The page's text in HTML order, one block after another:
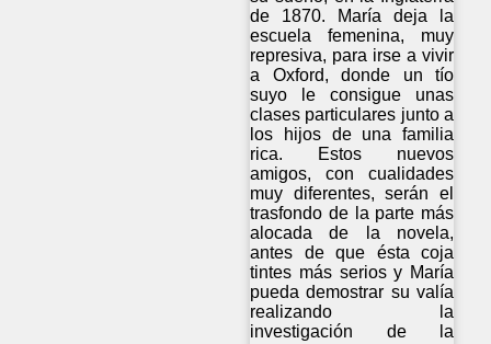
de 1870. María deja la
escuela femenina, muy
represiva, para irse a vivir
a Oxford, donde un tío
suyo le consigue unas
clases particulares junto a
los hijos de una familia
rica. Estos nuevos
amigos, con cualidades
muy diferentes, serán el
trasfondo de la parte más
alocada de la novela,
antes de que ésta coja
tintes más serios y María
pueda demostrar su valía
realizando la
investigación de la